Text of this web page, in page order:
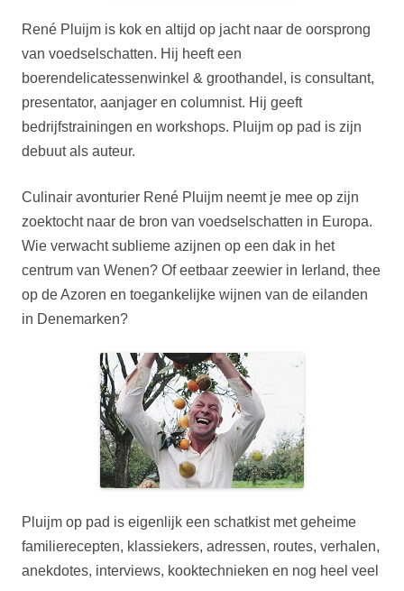
René Pluijm is kok en altijd op jacht naar de oorsprong
van voedselschatten. Hij heeft een
boerendelicatessenwinkel & groothandel, is consultant,
presentator, aanjager en columnist. Hij geeft
bedrijfstrainingen en workshops. Pluijm op pad is zijn
debuut als auteur.
Culinair avonturier René Pluijm neemt je mee op zijn
zoektocht naar de bron van voedselschatten in Europa.
Wie verwacht sublieme azijnen op een dak in het
centrum van Wenen? Of eetbaar zeewier in Ierland, thee
op de Azoren en toegankelijke wijnen van de eilanden
in Denemarken?
Pluijm op pad is eigenlijk een schatkist met geheime
familierecepten, klassiekers, adressen, routes, verhalen,
anekdotes, interviews, kooktechnieken en nog heel veel